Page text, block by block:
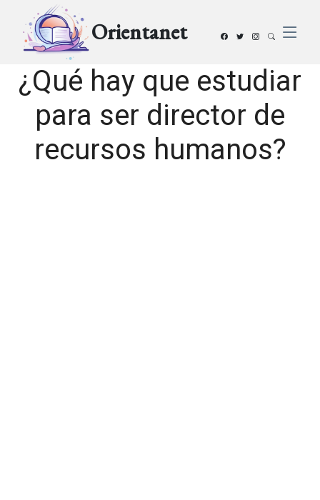
Orientanet
¿Qué hay que estudiar
para ser director de
recursos humanos?